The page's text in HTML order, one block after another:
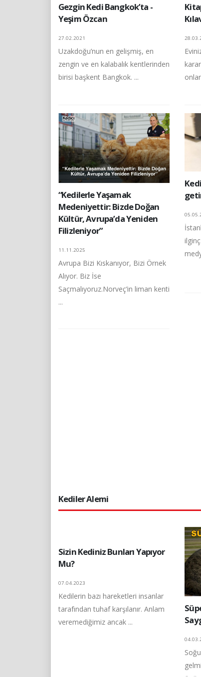
Gezgin Kedi Bangkok’ta -
Yeşim Özcan
27.02.2021
Uzakdoğu’nun en gelişmiş, en
zengin ve en kalabalık kentlerinden
birisi başkent Bangkok. ...
“Kedilerle Yaşamak
Medeniyettir: Bizde Doğan
Kültür, Avrupa’da Yeniden
Filizleniyor”
11.11.2025
Avrupa Bizi Kıskanıyor, Bizi Örnek
Alıyor. Biz İse
Saçmalıyoruz.Norveç’in liman kenti
...
Kediler Alemi
Sizin Kediniz Bunları Yapıyor
Mu?
07.04.2023
Kedilerin bazı hareketleri insanlar
tarafından tuhaf karşılanır. Anlam
veremediğimiz ancak ...